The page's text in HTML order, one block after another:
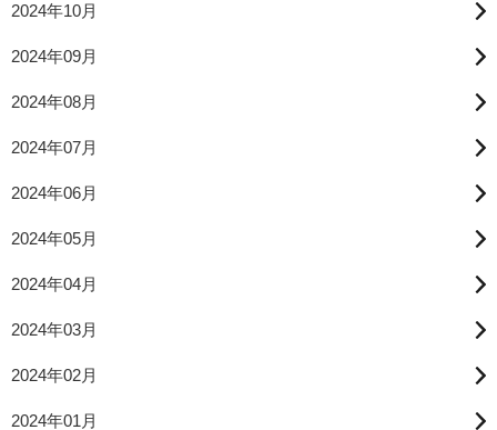
2024年10月
2024年09月
2024年08月
2024年07月
2024年06月
2024年05月
2024年04月
2024年03月
2024年02月
2024年01月